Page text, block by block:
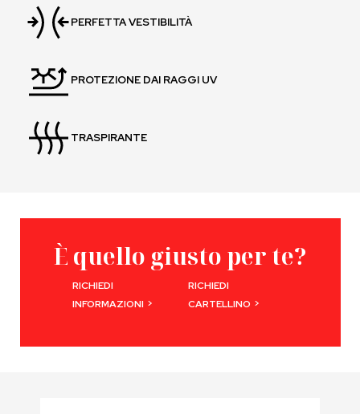
PERFETTA VESTIBILITÀ
PROTEZIONE DAI RAGGI UV
TRASPIRANTE
È quello giusto per te?
RICHIEDI
INFORMAZIONI >
RICHIEDI
CARTELLINO >